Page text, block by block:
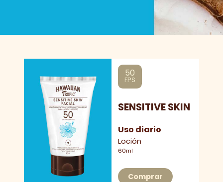
50
FPS
SENSITIVE SKIN
Uso diario
Loción
60ml
Comprar